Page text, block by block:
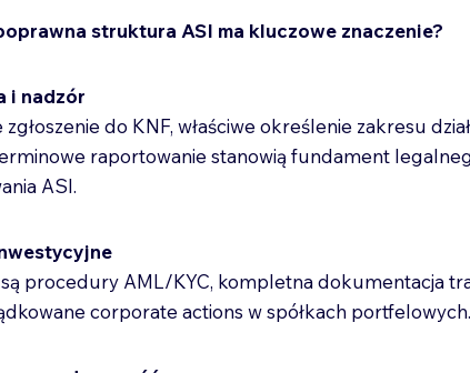
struktura ASI ma kluczowe znaczenie?
i nadzór
zgłoszenie do KNF, właściwe określenie zakresu
raportowanie stanowią fundament
ASI.
procedury AML/KYC, kompletna dokumentacja
corporate actions w spółkach portfelowych.